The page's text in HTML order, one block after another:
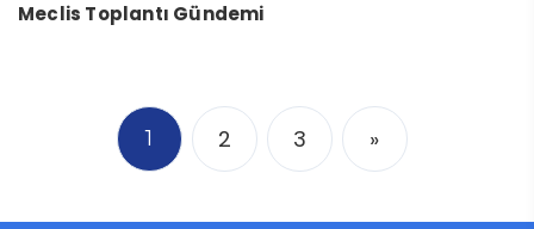
Meclis Toplantı Gündemi
1 2 3 »